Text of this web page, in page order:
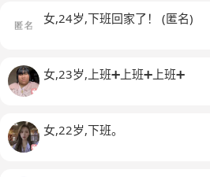
女,24岁,下班回家了！ (匿名)
女,23岁,上班➕上班➕上班➕
女,22岁,下班。